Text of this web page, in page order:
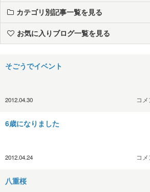
カテゴリ別記事一覧を見る
お気に入りブログ一覧を見る
そごうでイベント
2012.04.30 コ
6歳になりました
2012.04.24 コ
八重桜